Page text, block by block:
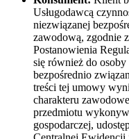
Usługodawcą
niezwiązanej
zawodową, zgodnie
Postanowienia
się również do
bezpośrednio
treści tej umowy
charakteru
przedmiotu
gospodarczej,